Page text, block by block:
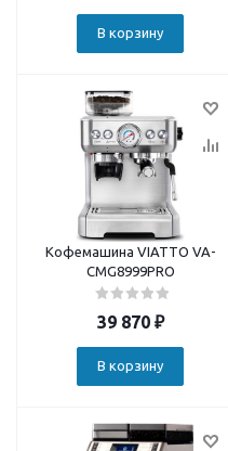
В корзину
Кофемашина VIATTO VA-
CMG8999PRO
39 870₽
В корзину